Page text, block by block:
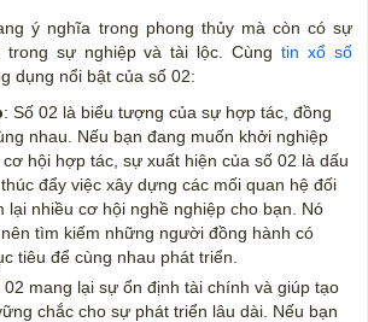
ý nghĩa trong phong thủy mà còn có sự
trong sự nghiệp và tài lộc. Cùngtin xổ số
dụng nổi bật của số 02:
: Số 02 là biểu tượng của sự hợp tác, đồng
nhau. Nếu bạn đang muốn khởi nghiệp
hội hợp tác, sự xuất hiện của số 02 là dấu
đẩy việc xây dựng các mối quan hệ đối
lại nhiều cơ hội nghề nghiệp cho bạn. Nó
tìm kiếm những người đồng hành có
tiêu để cùng nhau phát triển.
02 mang lại sự ổn định tài chính và giúp tạo
chắc cho sự phát triển lâu dài. Nếu bạn